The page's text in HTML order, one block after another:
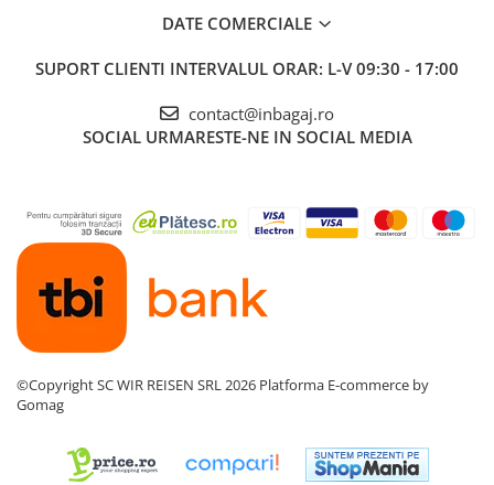
DATE COMERCIALE
SUPORT CLIENTI INTERVALUL ORAR: L-V 09:30 - 17:00
contact@inbagaj.ro
SOCIAL URMARESTE-NE IN SOCIAL MEDIA
©Copyright SC WIR REISEN SRL 2026 Platforma E-commerce by
Gomag